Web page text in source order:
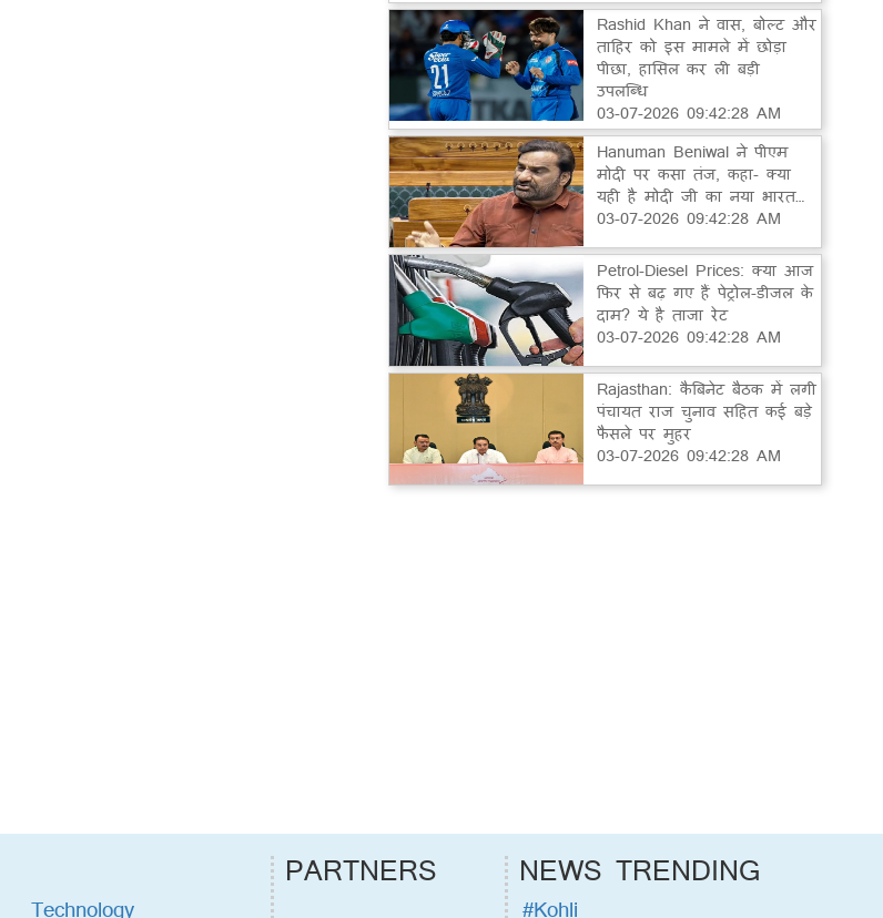
Rashid Khan ने वास, बोल्ट और
ताहिर को इस मामले में छोड़ा
पीछा, हासिल कर ली बड़ी
उपलब्धि
03-07-2026 09:42:28 AM
Hanuman Beniwal ने पीएम
मोदी पर कसा तंज, कहा- क्या
यही है मोदी जी का नया भारत…
03-07-2026 09:42:28 AM
Petrol-Diesel Prices: क्या आज
फिर से बढ़ गए हैं पेट्रोल-डीजल के
दाम? ये है ताजा रेट
03-07-2026 09:42:28 AM
Rajasthan: कैबिनेट बैठक में लगी
पंचायत राज चुनाव सहित कई बड़े
फैसले पर मुहर
03-07-2026 09:42:28 AM
Technology
PARTNERS NEWS TRENDING
#Kohli